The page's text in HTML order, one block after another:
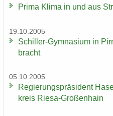
Prima Klima in und aus
19.10.2005
Schiller-​Gymnasium in
bracht
05.10.2005
Re­gie­rungs­prä­si­dent
kreis Riesa-​Großenhain